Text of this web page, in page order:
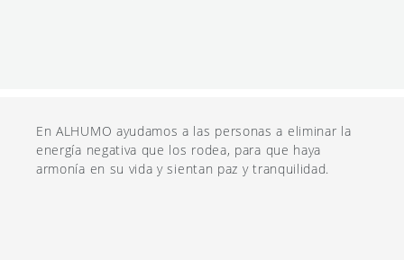
En ALHUMO ayudamos a las personas a eliminar la
energía negativa que los rodea, para que haya
armonía en su vida y sientan paz y tranquilidad.